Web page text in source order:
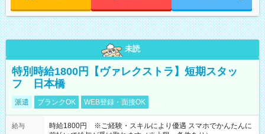
未読
特別時給1800円【ヴァレクストラ】短期スタッ
フ 日本橋
派遣 ブランクOK WEB登録・面接OK
給与
時給1800円 ※ご経験・スキルにより優遇 スマホでかんたんに